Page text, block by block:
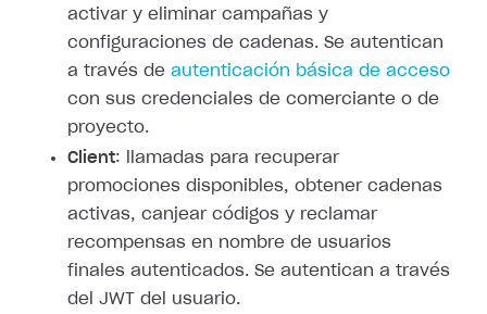
activar y eliminar campañas y
configuraciones de cadenas. Se autentican
a través de autenticación básica de acceso
con sus credenciales de comerciante o de
proyecto.
Client: llamadas para recuperar
promociones disponibles, obtener cadenas
activas, canjear códigos y reclamar
recompensas en nombre de usuarios
finales autenticados. Se autentican a través
del JWT del usuario.